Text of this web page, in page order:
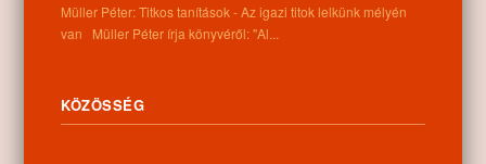
Müller Péter: Titkos tanítások - Az igazi titok lelkünk mélyén
van Müller Péter írja könyvéről: "Al...
KÖZÖSSÉG